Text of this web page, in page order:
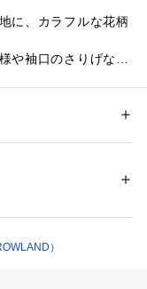
に、カラフルな花柄
や袖口のさりげない
ナー使いまで様々な
ください
号をお申し付けくだ
乾燥、アイロン仕上げ
）